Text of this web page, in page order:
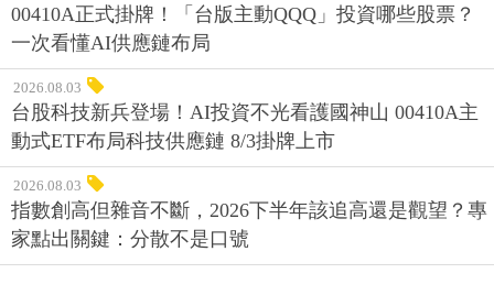
00410A正式掛牌！「台版主動QQQ」投資哪些股票？
一次看懂AI供應鏈布局
2026.08.03
台股科技新兵登場！AI投資不光看護國神山 00410A主
動式ETF布局科技供應鏈 8/3掛牌上市
2026.08.03
指數創高但雜音不斷，2026下半年該追高還是觀望？專
家點出關鍵：分散不是口號